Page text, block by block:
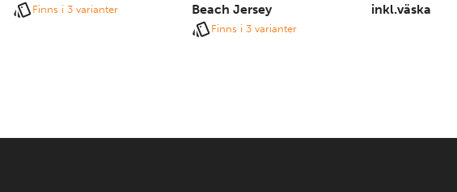
Finns i 3 varianter
Beach Jersey
Finns i 3 varianter
inkl.väska